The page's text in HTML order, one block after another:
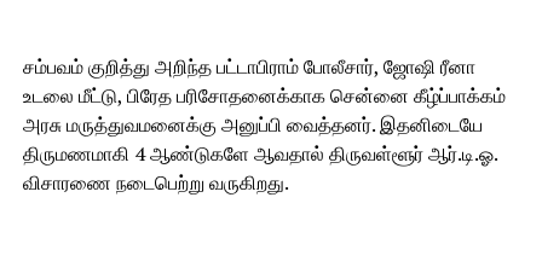
சம்பவம் குறித்து அறிந்த பட்டாபிராம் போலீசார், ஜோஷி ரீனா
உடலை மீட்டு, பிரேத பரிசோதனைக்காக சென்னை கீழ்ப்பாக்கம்
அரசு மருத்துவமனைக்கு அனுப்பி வைத்தனர். இதனிடையே
திருமணமாகி 4 ஆண்டுகளே ஆவதால் திருவள்ளூர் ஆர்.டி.ஓ.
விசாரணை நடைபெற்று வருகிறது.